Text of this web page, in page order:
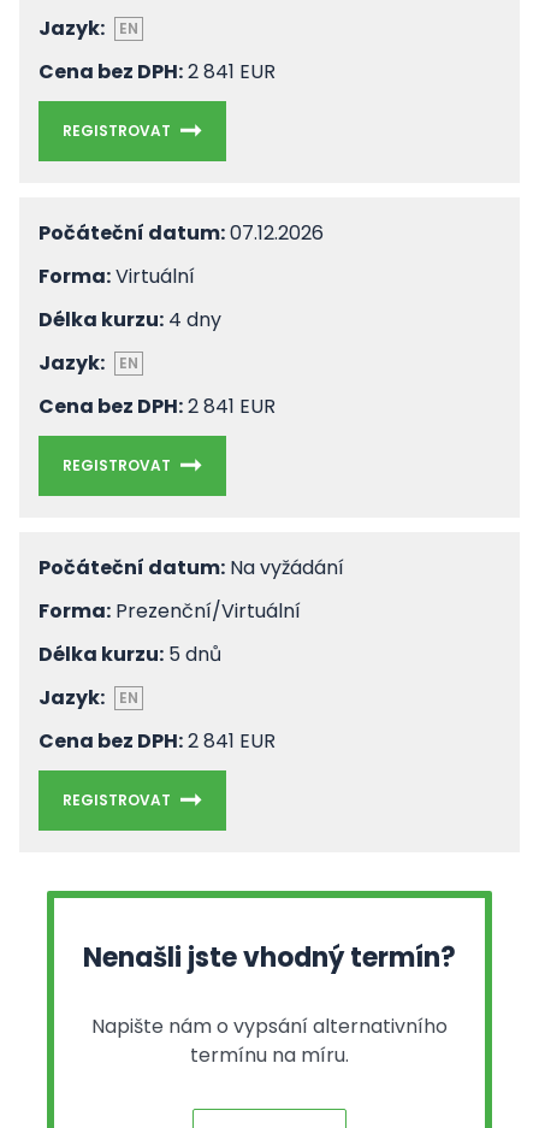
Jazyk:
EN
Cena bez DPH:2 841 EUR
REGISTROVAT
Počáteční datum:07.12.2026
Forma:Virtuální
Délka kurzu: 4 dny
Jazyk:
EN
Cena bez DPH:2 841 EUR
REGISTROVAT
Počáteční datum: Na vyžádání
Forma: Prezenční/Virtuální
Délka kurzu: 5 dnů
Jazyk:
EN
Cena bez DPH:2 841 EUR
REGISTROVAT
Nenašli jste vhodný termín?
Napište nám o vypsání alternativního
termínu na míru.